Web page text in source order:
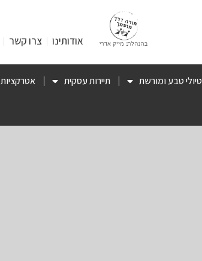
אודותינו צרו קשר
טיולי טבע ומורשת תיירות עסקית אטרקציות